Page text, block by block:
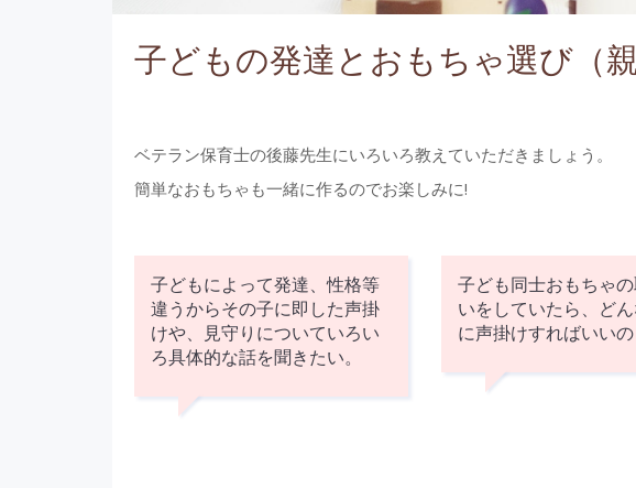
子どもの発達とおもちゃ選び（親
ベテラン保育士の後藤先生にいろいろ教えていただきましょう。
簡単なおもちゃも一緒に作るのでお楽しみに!
子どもによって発達、性格等
違うからその子に即した声掛
けや、見守りについていろい
ろ具体的な話を聞きたい。
子ども同士おもちゃ
いをしていたら、どん
に声掛けすればいいの